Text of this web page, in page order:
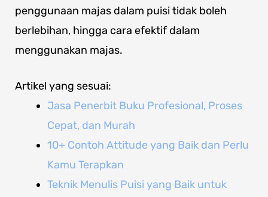
penggunaan majas dalam puisi tidak boleh
berlebihan, hingga cara efektif dalam
menggunakan majas.
Artikel yang sesuai:
Jasa Penerbit Buku Profesional, Proses
Cepat, dan Murah
10+ Contoh Attitude yang Baik dan Perlu
Kamu Terapkan
Teknik Menulis Puisi yang Baik untuk